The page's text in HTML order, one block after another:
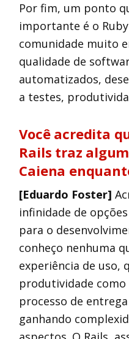
Por fim, um ponto
importante é o
comunidade muito
qualidade de
automatizados,
a testes,
Você acredita
Rails traz
Caiena
[Eduardo Foster]
infinidade de
para o
conheço nenhuma
experiência de uso,
produtividade como
processo de
ganhando